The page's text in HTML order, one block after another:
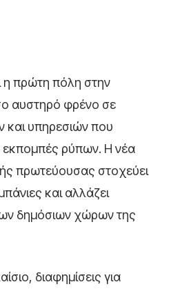
η πρώτη πόλη στην
αυστηρό φρένο σε
και υπηρεσιών που
εκπομπές ρύπων. Η νέα
πρωτεύουσας στοχεύει
και αλλάζει
δημόσιων χώρων της
διαφημίσεις για